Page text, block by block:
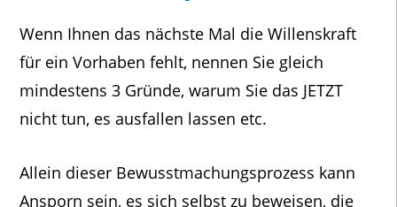
Wenn Ihnen das nächste Mal die Willenskraft
für ein Vorhaben fehlt, nennen Sie gleich
mindestens 3 Gründe, warum Sie das JETZT
nicht tun, es ausfallen lassen etc.
Allein dieser Bewusstmachungsprozess kann
Ansporn sein, es sich selbst zu beweisen, die